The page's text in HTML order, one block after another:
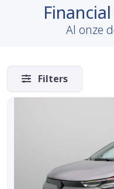
Al onze
Filters